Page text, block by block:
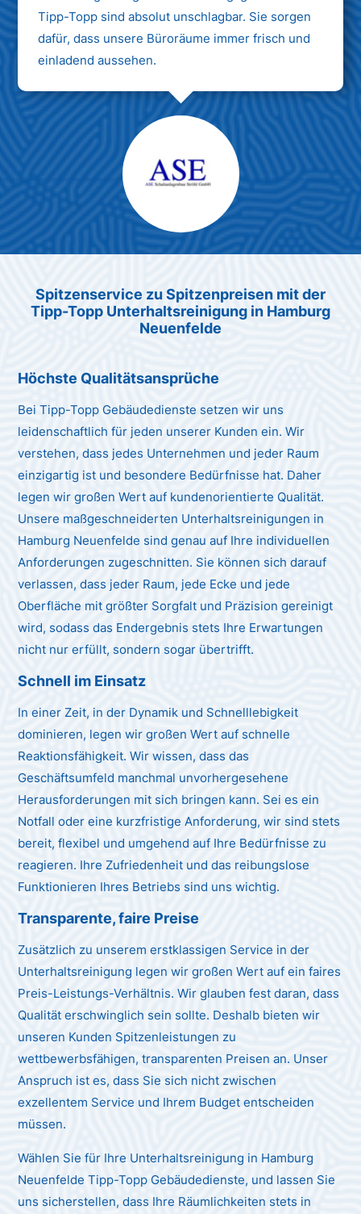
Tipp-Topp sind absolut unschlagbar. Sie sorgen
dafür, dass unsere Büroräume immer frisch und
einladend aussehen.
Max Mustermann
Spitzenservice zu Spitzenpreisen mit der
Tipp-Topp Unterhaltsreinigung in Hamburg
Neuenfelde
Höchste Qualitätsansprüche
Bei Tipp-Topp Gebäudedienste setzen wir uns
leidenschaftlich für jeden unserer Kunden ein. Wir
verstehen, dass jedes Unternehmen und jeder Raum
einzigartig ist und besondere Bedürfnisse hat. Daher
legen wir großen Wert auf kundenorientierte Qualität.
Unsere maßgeschneiderten Unterhaltsreinigungen in
Hamburg Neuenfelde sind genau auf Ihre individuellen
Anforderungen zugeschnitten. Sie können sich darauf
verlassen, dass jeder Raum, jede Ecke und jede
Oberfläche mit größter Sorgfalt und Präzision gereinigt
wird, sodass das Endergebnis stets Ihre Erwartungen
nicht nur erfüllt, sondern sogar übertrifft.
Schnell im Einsatz
In einer Zeit, in der Dynamik und Schnelllebigkeit
dominieren, legen wir großen Wert auf schnelle
Reaktionsfähigkeit. Wir wissen, dass das
Geschäftsumfeld manchmal unvorhergesehene
Herausforderungen mit sich bringen kann. Sei es ein
Notfall oder eine kurzfristige Anforderung, wir sind stets
bereit, flexibel und umgehend auf Ihre Bedürfnisse zu
reagieren. Ihre Zufriedenheit und das reibungslose
Funktionieren Ihres Betriebs sind uns wichtig.
Transparente, faire Preise
Zusätzlich zu unserem erstklassigen Service in der
Unterhaltsreinigung legen wir großen Wert auf ein faires
Preis-Leistungs-Verhältnis. Wir glauben fest daran, dass
Qualität erschwinglich sein sollte. Deshalb bieten wir
unseren Kunden Spitzenleistungen zu
wettbewerbsfähigen, transparenten Preisen an. Unser
Anspruch ist es, dass Sie sich nicht zwischen
exzellentem Service und Ihrem Budget entscheiden
müssen.
Wählen Sie für Ihre Unterhaltsreinigung in Hamburg
Neuenfelde Tipp-Topp Gebäudedienste, und lassen Sie
uns sicherstellen, dass Ihre Räumlichkeiten stets in